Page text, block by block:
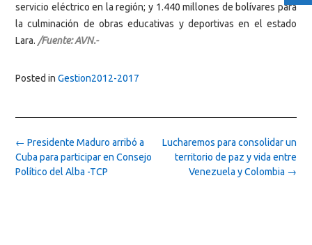
servicio eléctrico en la región; y 1.440 millones de bolívares para
la culminación de obras educativas y deportivas en el estado
Lara. /Fuente: AVN.-
Posted in Gestion2012-2017
Post
navigation
Lucharemos para consolidar un
territorio de paz y vida entre
Venezuela y Colombia →
← Presidente Maduro arribó a
Cuba para participar en Consejo
Político del Alba -TCP